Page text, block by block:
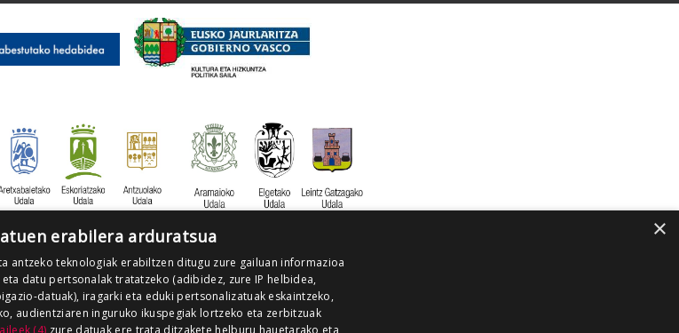
×
erabilera arduratsua
antzeko teknologiak erabiltzen ditugu zure gailuan informazioa
datu pertsonalak tratatzeko (adibidez, zure IP helbidea,
datuak), iragarki eta eduki pertsonalizatuak eskaintzeko,
audientziaren inguruko ikuspegiak lortzeko eta zerbitzuak
(4) zure datuak ere trata ditzakete helburu hauetarako eta